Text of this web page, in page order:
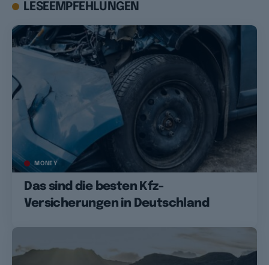
LESEEMPFEHLUNGEN
MONEY
Das sind die besten Kfz-
Versicherungen in Deutschland